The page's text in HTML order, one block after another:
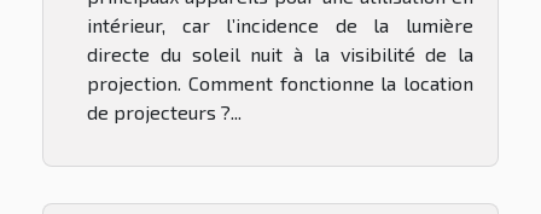
intérieur, car l’incidence de la lumière
directe du soleil nuit à la visibilité de la
projection. Comment fonctionne la location
de projecteurs ?...